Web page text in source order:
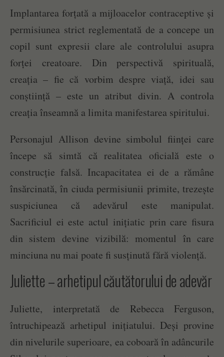
Implantarea forțată a mijloacelor contraceptive și
permisiunea strict reglementată de a concepe un
copil sunt expresii clare ale controlului asupra
forței creatoare. Din perspectivă spirituală,
creația – fie că vorbim despre viață, idei sau
conștiință – este un atribut divin. A controla
creația înseamnă a limita manifestarea spiritului.
Personajul Allison devine simbolul ființei care
începe să simtă că realitatea oficială este o
construcție falsă. Incapacitatea ei de a rămâne
însărcinată, în ciuda permisiunii primite, trezește
suspiciunea că adevărul este manipulat.
Sacrificiul ei este actul inițiatic prin care fisura
din sistem devine vizibilă: momentul în care
minciuna nu mai poate fi susținută fără violență.
Juliette – arhetipul căutătorului de adevăr
Juliette, interpretată de Rebecca Ferguson,
întruchipează arhetipul inițiatului. Deși provine
din nivelurile superioare, ea coboară în adâncurile